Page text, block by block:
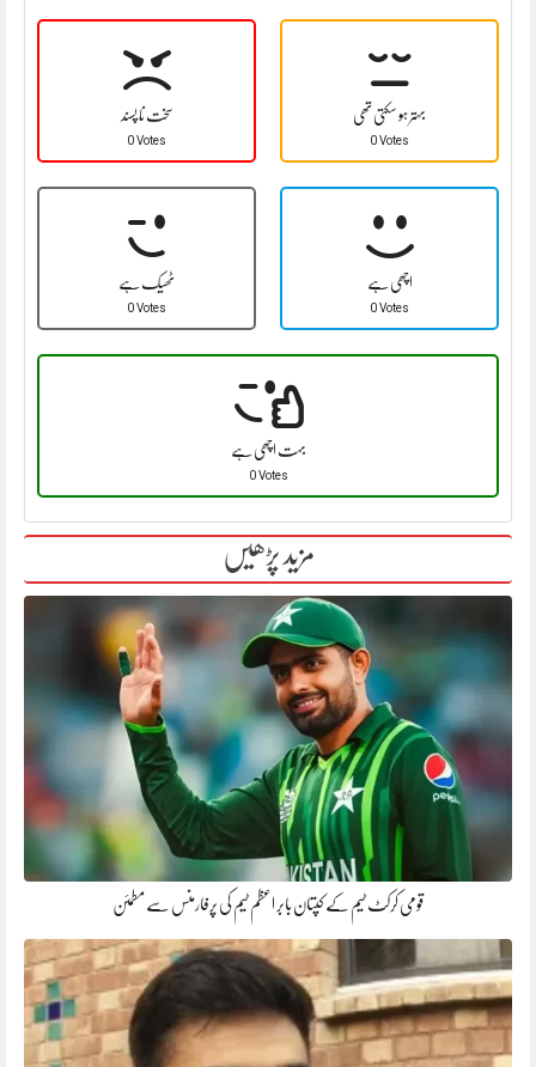
سخت نا پسند
0 Votes
بہتر ہو سکتی تھی
0 Votes
ٹھیک ہے
0 Votes
اچھی ہے
0 Votes
بہت اچھی ہے
0 Votes
مزید پڑھیں
قومی کرکٹ ٹیم کے کپتان بابر اعظم ٹیم کی پرفارمنس سے مطمئن